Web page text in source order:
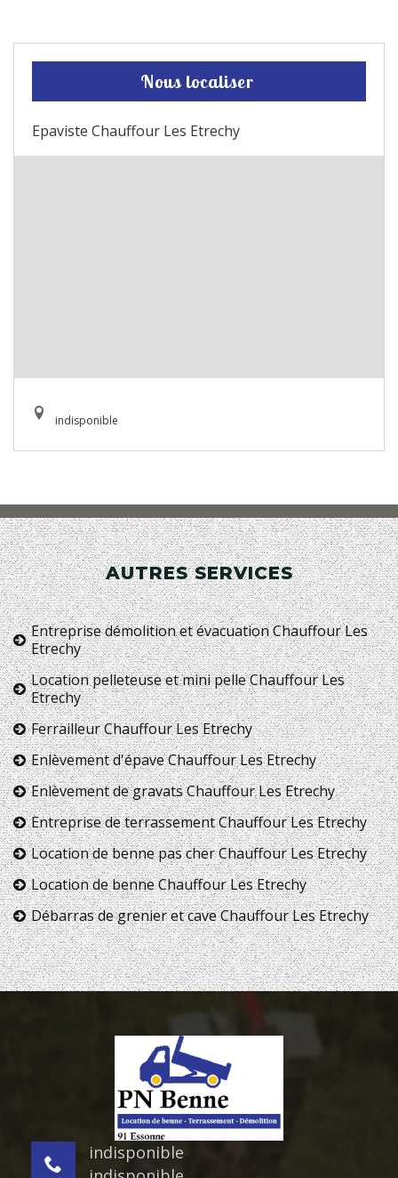
Nous localiser
Epaviste Chauffour Les Etrechy
indisponible
AUTRES SERVICES
Entreprise démolition et évacuation Chauffour Les
Etrechy
Location pelleteuse et mini pelle Chauffour Les
Etrechy
Ferrailleur Chauffour Les Etrechy
Enlèvement d'épave Chauffour Les Etrechy
Enlèvement de gravats Chauffour Les Etrechy
Entreprise de terrassement Chauffour Les Etrechy
Location de benne pas cher Chauffour Les Etrechy
Location de benne Chauffour Les Etrechy
Débarras de grenier et cave Chauffour Les Etrechy
indisponible